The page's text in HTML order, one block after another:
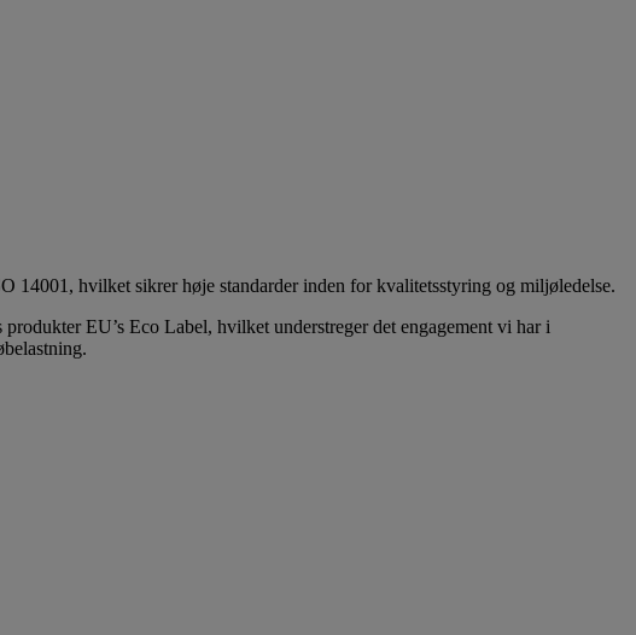
14001, hvilket sikrer høje standarder inden for kvalitetsstyring og miljøledelse.
EU’s Eco Label, hvilket understreger det engagement vi har i